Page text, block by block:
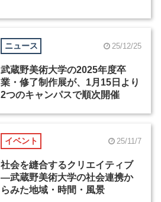
ニュース 25/12/25
武蔵野美術大学の2025年度卒
業・修了制作展が、1月15日より
2つのキャンパスで順次開催
イベント 25/11/7
社会を縫合するクリエイティブ
―武蔵野美術大学の社会連携か
らみた地域・時間・風景